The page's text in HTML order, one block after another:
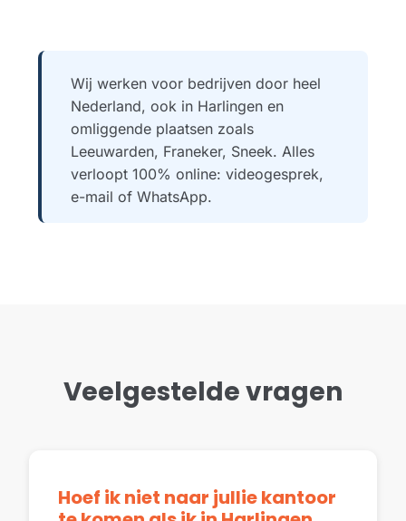
Wij werken voor bedrijven door heel
Nederland, ook in Harlingen en
omliggende plaatsen zoals
Leeuwarden, Franeker, Sneek. Alles
verloopt 100% online: videogesprek,
e-mail of WhatsApp.
Veelgestelde vragen
Hoef ik niet naar jullie kantoor